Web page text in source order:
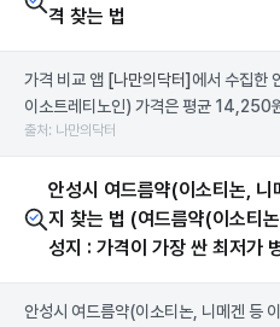
격 찾는 법
가격 비교 앱 [나만의닥터] 에서 수집한
이소트레티노인) 가격은 평균
출처: 나만의닥터
안성시 여드름약(이소티논,
지 찾는 법 (여드름약(이소티
성지 : 가격이 가장 싼 최저가
안성시 여드름약(이소티논, 니메겐 등